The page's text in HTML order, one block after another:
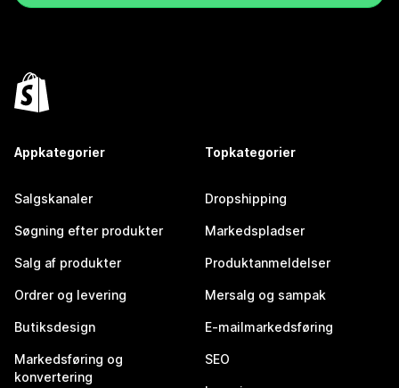
Appkategorier
Salgskanaler
Søgning efter produkter
Salg af produkter
Ordrer og levering
Butiksdesign
Markedsføring og
konvertering
Topkategorier
Dropshipping
Markedspladser
Produktanmeldelser
Mersalg og sampak
E-mailmarkedsføring
SEO